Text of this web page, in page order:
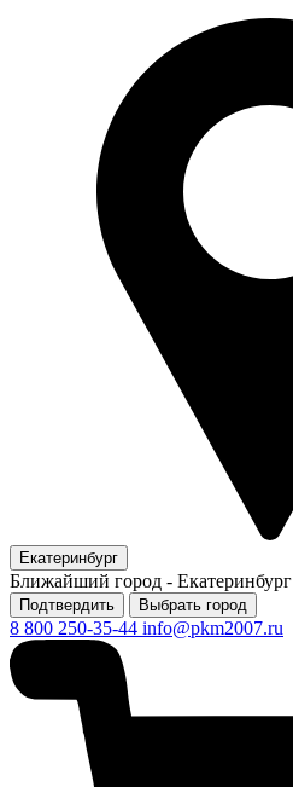
Екатеринбург
Ближайший город - Екатеринбург
Подтвердить Выбрать город
8 800 250-35-44 info@pkm2007.ru